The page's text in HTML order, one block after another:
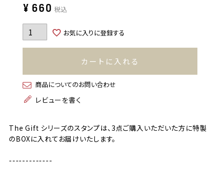
¥ 660 税込
お気に入りに登録する
カートに入れる
商品についてのお問い合わせ
レビューを書く
The Gift シリーズのスタンプは、3点ご購入いただいた方に特製
のBOXに入れてお届けいたします。
-------------